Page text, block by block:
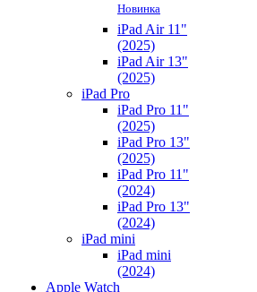
Новинка
iPad Air 11"
(2025)
iPad Air 13"
(2025)
iPad Pro
iPad Pro 11"
(2025)
iPad Pro 13"
(2025)
iPad Pro 11"
(2024)
iPad Pro 13"
(2024)
iPad mini
iPad mini
(2024)
Apple Watch